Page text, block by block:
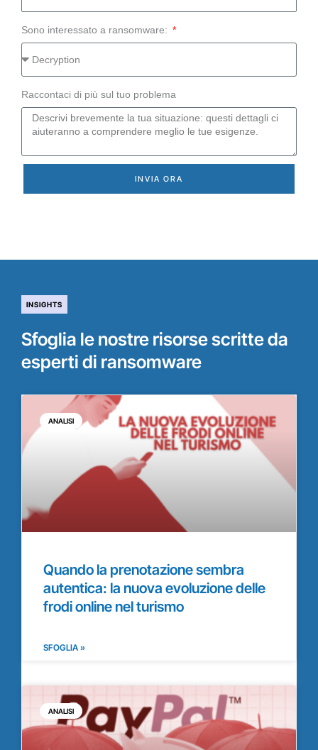
Sono interessato a ransomware:
Raccontaci di più sul tuo problema
INVIA ORA
INSIGHTS
Sfoglia le nostre risorse scritte da
esperti di ransomware
ANALISI
Quando la prenotazione sembra
autentica: la nuova evoluzione delle
frodi online nel turismo
SFOGLIA »
ANALISI